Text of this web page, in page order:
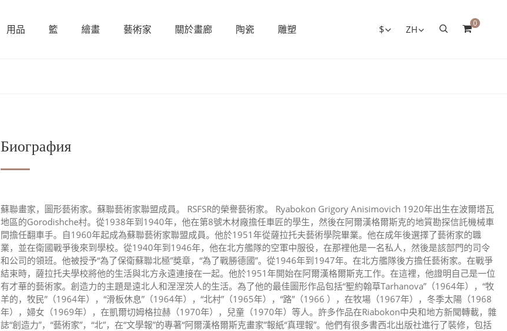
用品 籃 繪畫 藝術家 關於畫廊 陶瓷 雕塑 $ ZH
0
Биография
蘇聯畫家，圖形藝術家。蘇聯藝術家聯盟成員。 RSFSR的榮譽藝術家。 Ryabokon Grigory Anisimovich 1920年出生在波爾塔瓦
地區的Gorodishche村。從1938年到1940年，他在第8號木材廠擔任車匠的學生，然後在阿爾漢格爾斯克的地質勘探信託機械車
間擔任翻車手。自1960年起成為蘇聯藝術家聯盟成員。他於1951年從薩拉托夫藝術學院畢業。他在成年後選擇了藝術家的職
業，並在衛國戰爭後來到學校。從1940年到1946年，他在北方艦隊的空軍中服役，在那裡他是一名私人，然後是該部門的司令
和公司的領班。他被授予“為了保衛蘇聯北極”獎章，“為了戰勝德國”。從1946年到1947年。在北方艦隊後方擔任藝術家。在戰爭
結束時，薩拉托夫學校將他的生活與北方永遠連接在一起。他於1951年開始在阿爾漢格爾斯克工作。在這裡，他證明自己是一位
有才華的藝術家。創造力的主題是遠北人和涅涅茨人的生活。為了他的最佳圖形作品包括“聖約翰草Tarhanova”（1964年），“牧
羊的，牧民”（1964年），“滑板休息”（1964年），“北村”（1965年），“路”（1966 ），在牧場（1967年），冬季太陽（1968
年），婦女（1969年），在凱爾切姆格拉赫（1970年），兒童（1970年）等人。許多作品在Riabokon中央和地方新聞轉載，雜
誌“創造力”，“藝術家”，“北”，在“文學報”的專著“阿爾漢格爾斯克畫家”報紙“真理報”。他們有很多書西北出版社進行了裝修，包括